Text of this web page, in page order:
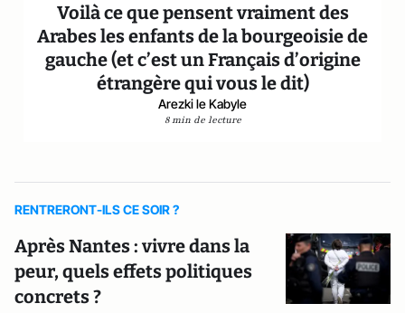
Voilà ce que pensent vraiment des
Arabes les enfants de la bourgeoisie de
gauche (et c’est un Français d’origine
étrangère qui vous le dit)
Arezki le Kabyle
8 min de lecture
RENTRERONT-ILS CE SOIR ?
Après Nantes : vivre dans la
peur, quels effets politiques
concrets ?